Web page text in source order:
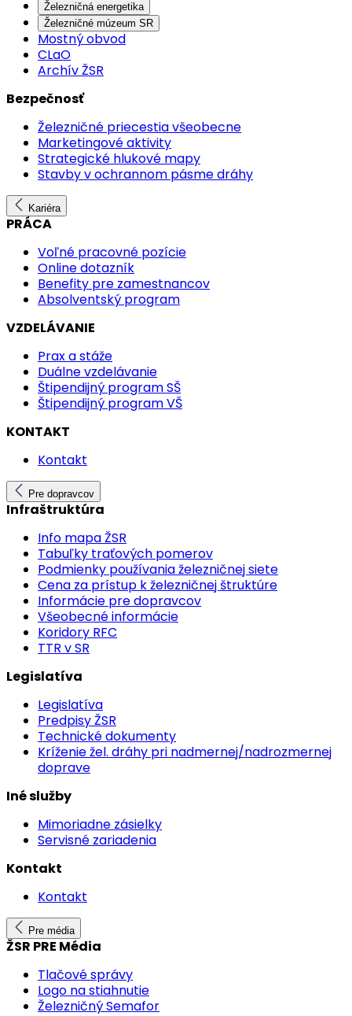
Železničná energetika
Železničné múzeum SR
Mostný obvod
CLaO
Archív ŽSR
Bezpečnosť
Železničné priecestia všeobecne
Marketingové aktivity
Strategické hlukové mapy
Stavby v ochrannom pásme dráhy
Kariéra
PRÁCA
Voľné pracovné pozície
Online dotazník
Benefity pre zamestnancov
Absolventský program
VZDELÁVANIE
Prax a stáže
Duálne vzdelávanie
Štipendijný program SŠ
Štipendijný program VŠ
KONTAKT
Kontakt
Pre dopravcov
Infraštruktúra
Info mapa ŽSR
Tabuľky traťových pomerov
Podmienky používania železničnej siete
Cena za prístup k železničnej štruktúre
Informácie pre dopravcov
Všeobecné informácie
Koridory RFC
TTR v SR
Legislatíva
Legislatíva
Predpisy ŽSR
Technické dokumenty
Kríženie žel. dráhy pri nadmernej/nadrozmernej
doprave
Iné služby
Mimoriadne zásielky
Servisné zariadenia
Kontakt
Kontakt
Pre média
ŽSR PRE Média
Tlačové správy
Logo na stiahnutie
Železničný Semafor